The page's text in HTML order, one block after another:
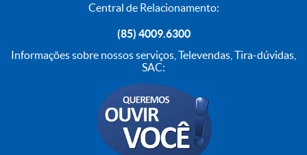
Central de Relacionamento:
(85) 4009.6300
Informações sobre nossos serviços, Televendas, Tira-dúvidas,
SAC: